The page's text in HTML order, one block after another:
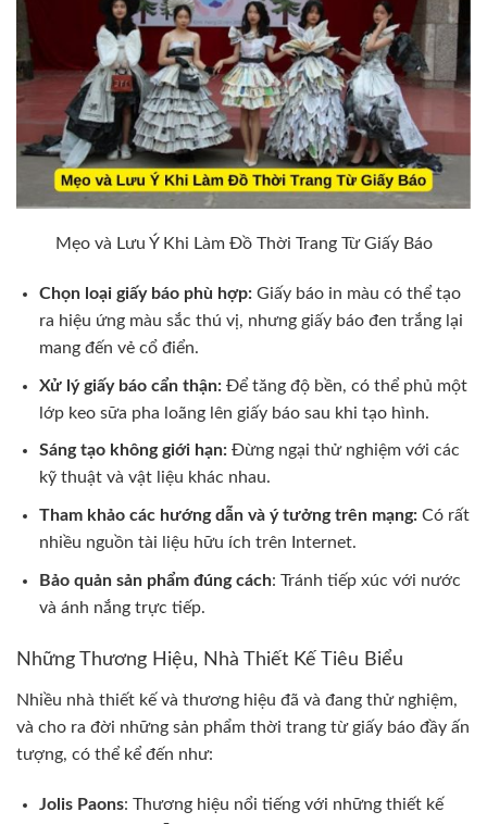
Mẹo và Lưu Ý Khi Làm Đồ Thời Trang Từ Giấy Báo
Chọn loại giấy báo phù hợp:Giấy báo in màu có thể tạo
ra hiệu ứng màu sắc thú vị, nhưng giấy báo đen trắng lại
mang đến vẻ cổ điển.
Xử lý giấy báo cẩn thận:Để tăng độ bền, có thể phủ một
lớp keo sữa pha loãng lên giấy báo sau khi tạo hình.
Sáng tạo không giới hạn:Đừng ngại thử nghiệm với các
kỹ thuật và vật liệu khác nhau.
Tham khảo các hướng dẫn và ý tưởng trên mạng:Có rất
nhiều nguồn tài liệu hữu ích trên Internet.
Bảo quản sản phẩm đúng cách: Tránh tiếp xúc với nước
và ánh nắng trực tiếp.
Những Thương Hiệu, Nhà Thiết Kế Tiêu Biểu
Nhiều nhà thiết kế và thương hiệu đã và đang thử nghiệm,
và cho ra đời những sản phẩm thời trang từ giấy báo đầy ấn
tượng, có thể kể đến như:
Jolis Paons: Thương hiệu nổi tiếng với những thiết kế